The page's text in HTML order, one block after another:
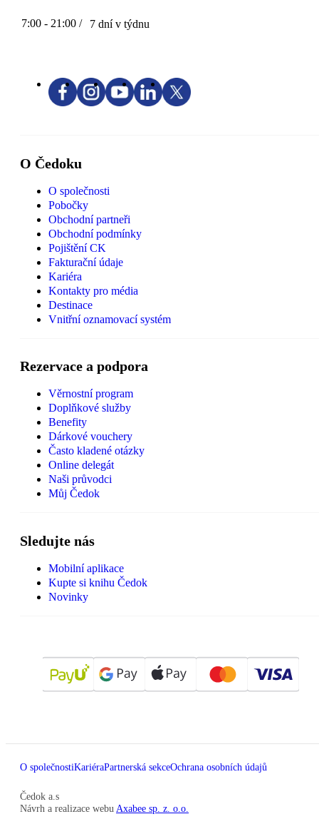
7:00 - 21:00 / 7 dní v týdnu
O Čedoku
O společnosti
Pobočky
Obchodní partneři
Obchodní podmínky
Pojištění CK
Fakturační údaje
Kariéra
Kontakty pro média
Destinace
Vnitřní oznamovací systém
Rezervace a podpora
Věrnostní program
Doplňkové služby
Benefity
Dárkové vouchery
Často kladené otázky
Online delegát
Naši průvodci
Můj Čedok
Sledujte nás
Mobilní aplikace
Kupte si knihu Čedok
Novinky
O společnostiKariéraPartnerská sekceOchrana osobních údajů
Čedok a.s
Návrh a realizace webu Axabee sp. z. o.o.